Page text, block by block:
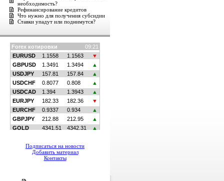
необходимость?
Рефинансирование кредитов
Что нужно для получения субсидии
Ставки упадут или поднимутся?
Подписаться на новости
Добавить материал
Контакты